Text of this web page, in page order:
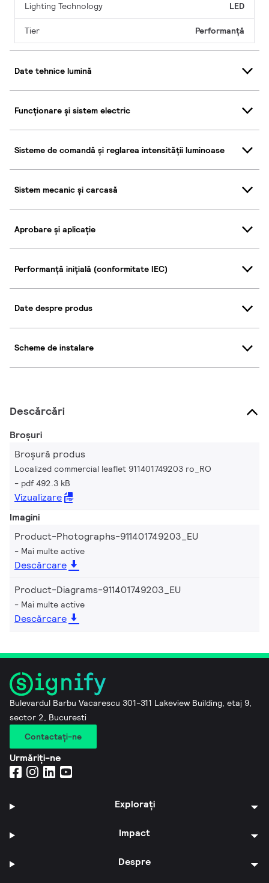
Lighting Technology LED
Tier Performanță
Date tehnice lumină
Funcționare și sistem electric
Sisteme de comandă și reglarea intensității luminoase
Sistem mecanic și carcasă
Aprobare și aplicație
Performanță inițială (conformitate IEC)
Date despre produs
Scheme de instalare
Descărcări
Broșuri
Broșură produs
Localized commercial leaflet 911401749203 ro_RO
pdf 492.3 kB
Vizualizare
Imagini
Product-Photographs-911401749203_EU
Mai multe active
Descărcare
Product-Diagrams-911401749203_EU
Mai multe active
Descărcare
Bulevardul Barbu Vacarescu 301-311 Lakeview Building, etaj 9,
sector 2, Bucuresti
Contactaţi-ne
Urmăriți-ne
Explorați
Impact
Despre